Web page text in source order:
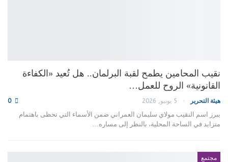
نقيب المحامين يطمح لقبة البرلمان.. هل تُعيد «الكفاءة
القانونية» الروح للعمل…
هيئة التحرير 5 يونيو, 2026 0
يبرز اسم النقيب مولاي سليمان العمراني ضمن الأسماء التي تحظى باهتمام
متزايد في الساحة المحلية، بالنظر إلى مساره…
مجتمع